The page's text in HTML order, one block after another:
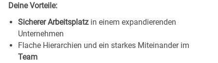
Deine Vorteile:
Sicherer Arbeitsplatz in einem expandierenden
Unternehmen
Flache Hierarchien und ein starkes Miteinander im
Team